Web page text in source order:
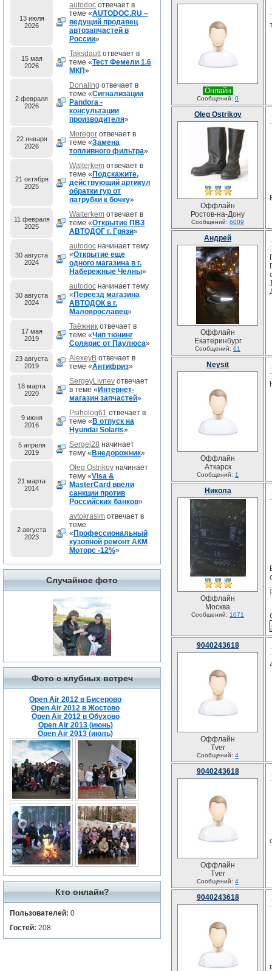
13 июля
2026
autodoc отвечает в
теме «AUTODOC.RU –
ведущий продавец
автозапчастей в
России»
15 мая
2026
Taksdauttотвечает в
теме «Тест Фемели 1.6
МКП»
2 февраля
2026
Donaling отвечает в
теме «Сигнализации
Pandora -
консультации
производителя»
22 января
2026
Moregor отвечает в
теме «Замена
топливного фильтра»
21 октября
2025
Walterkem отвечает в
теме « Подскажите,
действующий артикул
обратки гур от
патрубки к бочку»
11 февраля
2025
Walterkem отвечает в
теме «Открытие ПВЗ
АВТОДОГ г. Грязи»
30 августа
2024
autodoc начинает тему
«Открытие еще
одного магазина в г.
Набережные Челны»
30 августа
2024
autodoc начинает тему
« Переезд магазина
АВТОДОК в г.
Малоярославец»
17 мая
2019
Таёжник отвечает в
теме «Чип тюнинг
Солярис от Паулюса»
23 августа
2019
AlexeyB отвечает в
теме «Антифриз»
18 марта
2020
SergeyLivnev отвечает
в теме « Интернет-
магазин запчастей»
9 июня
2016
Psiholog61 отвечает в
теме « В отпуск на
Hyundai Solaris»
5 апреля
2019
Sergej28 начинает
тему « Внедорожник»
21 марта
2014
Oleg Ostrikov начинает
тему «Visa &
MasterCard ввели
санкции против
Российских банков»
2 августа
2023
avtokrasim отвечает в
теме
« Профессиональный
кузовной ремонт АКМ
Моторс -12%»
Случайное фото
Фото с клубных встреч
Open Air 2012 в Бисерово
Open Air 2012 в Жостово
Open Air 2012 в Обухово
Open Air 2013 (июнь)
Open Air 2013 (июль)
Кто онлайн?
Пользователей: 0
Гостей: 208
Онлайн
Сообщений: 0
Oleg Ostrikov
Оффлайн
Ростов-на-Дону
Сообщений: 6009
Андрей
Оффлайн
Екатеринбург
Сообщений: 61
Neysit
Оффлайн
Аткарск
Сообщений: 1
Никола
Оффлайн
Москва
Сообщений: 1071
9040243618
Оффлайн
Tver
Сообщений: 4
9040243618
Оффлайн
Tver
Сообщений: 4
9040243618